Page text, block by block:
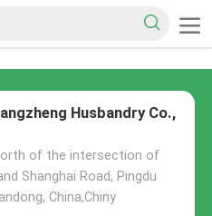
Husbandry Co.,
of the intersection of
Shanghai Road, Pingdu
China,Chiny